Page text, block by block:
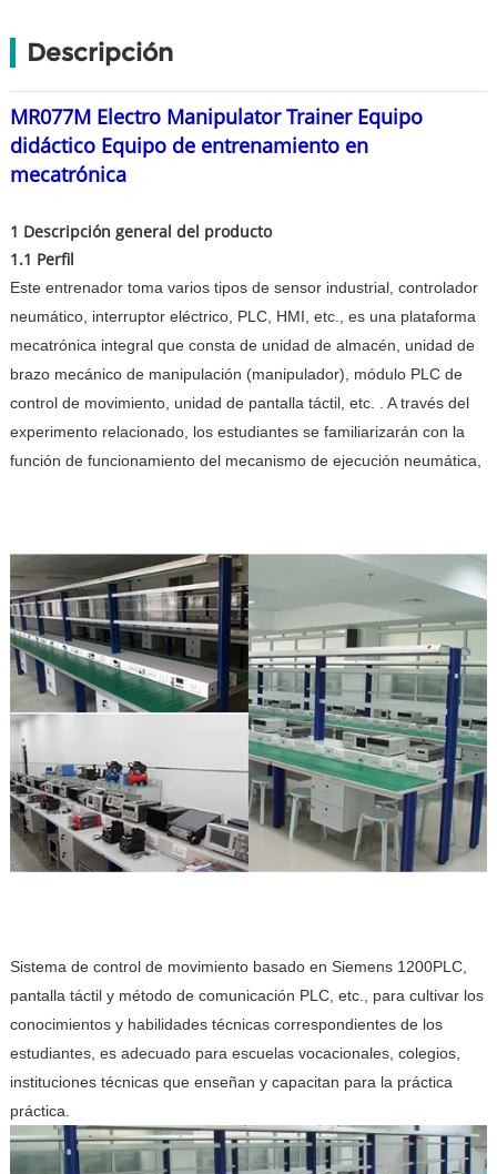
Descripción
MR077M Electro Manipulator Trainer Equipo
didáctico Equipo de entrenamiento en
mecatrónica
1 Descripción general del producto
1.1 Perfil
Este entrenador toma varios tipos de sensor industrial, controlador
neumático, interruptor eléctrico, PLC, HMI, etc., es una plataforma
mecatrónica integral que consta de unidad de almacén, unidad de
brazo mecánico de manipulación (manipulador), módulo PLC de
control de movimiento, unidad de pantalla táctil, etc. . A través del
experimento relacionado, los estudiantes se familiarizarán con la
función de funcionamiento del mecanismo de ejecución neumática,
Sistema de control de movimiento basado en Siemens 1200PLC,
pantalla táctil y método de comunicación PLC, etc., para cultivar los
conocimientos y habilidades técnicas correspondientes de los
estudiantes, es adecuado para escuelas vocacionales, colegios,
instituciones técnicas que enseñan y capacitan para la práctica
práctica.